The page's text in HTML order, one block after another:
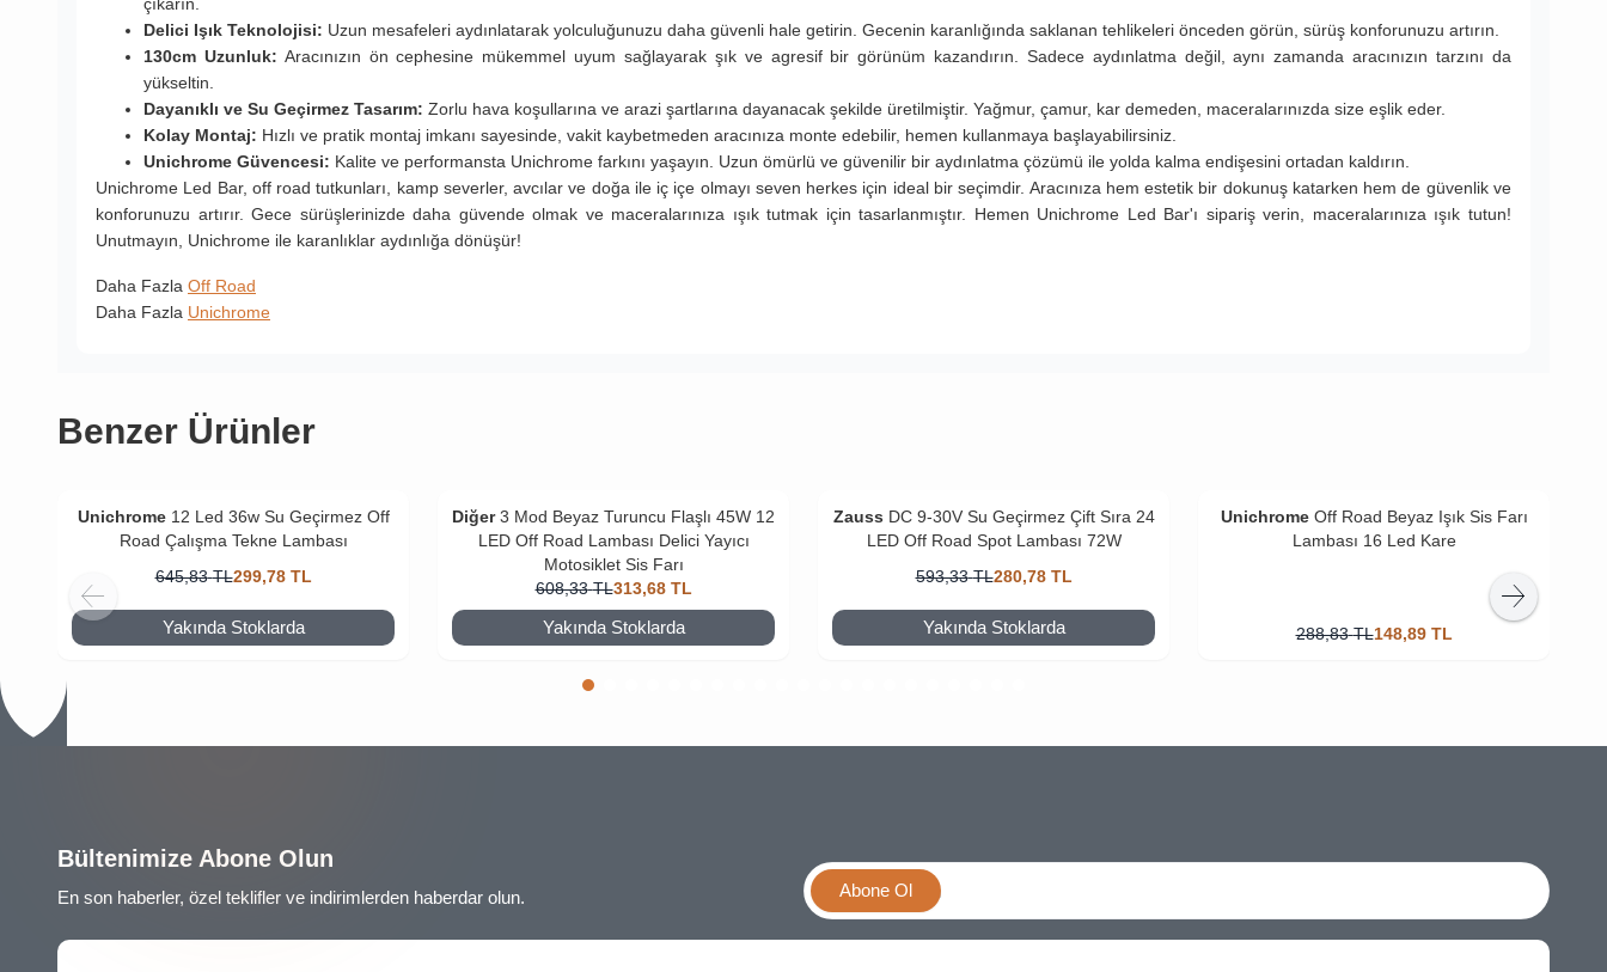
Delici Işık Teknolojisi: Uzun mesafeleri aydınlatarak yolculuğunuzu daha güvenli hale getirin. Gecenin karanlığında saklanan tehlikeleri önceden görün, sürüş konforunuzu artırın.
130cm Uzunluk: Aracınızın ön cephesine mükemmel uyum sağlayarak şık ve agresif bir görünüm kazandırın. Sadece aydınlatma değil, aynı zamanda aracınızın tarzını da
yükseltin.
Dayanıklı ve Su Geçirmez Tasarım: Zorlu hava koşullarına ve arazi şartlarına dayanacak şekilde üretilmiştir. Yağmur, çamur, kar demeden, maceralarınızda size eşlik eder.
Kolay Montaj: Hızlı ve pratik montaj imkanı sayesinde, vakit kaybetmeden aracınıza monte edebilir, hemen kullanmaya başlayabilirsiniz.
Unichrome Güvencesi: Kalite ve performansta Unichrome farkını yaşayın. Uzun ömürlü ve güvenilir bir aydınlatma çözümü ile yolda kalma endişesini ortadan kaldırın.
Unichrome Led Bar, off road tutkunları, kamp severler, avcılar ve doğa ile iç içe olmayı seven herkes için ideal bir seçimdir. Aracınıza hem estetik bir dokunuş katarken hem de güvenlik ve
konforunuzu artırır. Gece sürüşlerinizde daha güvende olmak ve maceralarınıza ışık tutmak için tasarlanmıştır. Hemen Unichrome Led Bar'ı sipariş verin, maceralarınıza ışık tutun!
Unutmayın, Unichrome ile karanlıklar aydınlığa dönüşür!
Daha Fazla Off Road
Daha Fazla Unichrome
Benzer Ürünler
Unichrome 12 Led 36w Su Geçirmez Off
Road Çalışma Tekne Lambası
645,83 TL299,78 TL
Yakında Stoklarda
Diğer 3 Mod Beyaz Turuncu Flaşlı 45W 12
LED Off Road Lambası Delici Yayıcı
Motosiklet Sis Farı
608,33 TL313,68 TL
Yakında Stoklarda
Zauss DC 9-30V Su Geçirmez Çift Sıra 24
LED Off Road Spot Lambası 72W
593,33 TL280,78 TL
Yakında Stoklarda
Unichrome Off Road Beyaz Işık Sis Farı
Lambası 16 Led Kare
288,83 TL148,89 TL
Bültenimize Abone Olun
En son haberler, özel teklifler ve indirimlerden haberdar olun. Abone Ol